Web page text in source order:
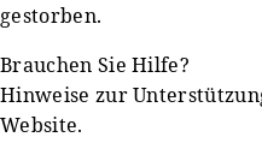
gestorben.
Brauchen Sie Hilfe?
Hinweise zur
Website.